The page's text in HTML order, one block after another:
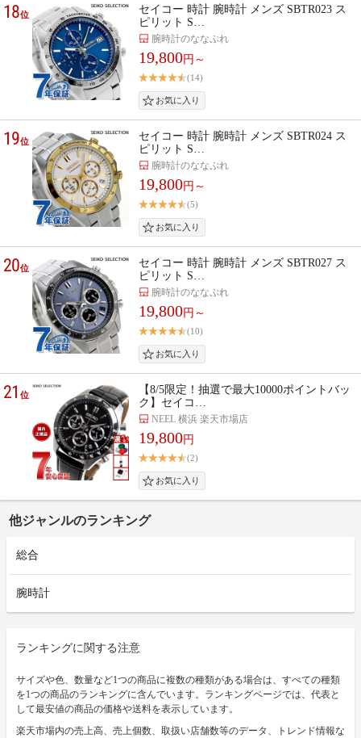
18位
セイコー 時計 腕時計 メンズ SBTR023 ス
ピリット S…
腕時計のななぷれ
19,800円～
(14)
19位
セイコー 時計 腕時計 メンズ SBTR024 ス
ピリット S…
腕時計のななぷれ
19,800円～
(5)
20位
セイコー 時計 腕時計 メンズ SBTR027 ス
ピリット S…
腕時計のななぷれ
19,800円～
(10)
21位
【8/5限定！抽選で最大10000ポイントバッ
ク】セイコ…
NEEL 横浜 楽天市場店
19,800円
(2)
他ジャンルのランキング
総合
腕時計
ランキングに関する注意
サイズや色、数量など1つの商品に複数の種類がある場合は、すべての種類
を1つの商品のランキングに含んでいます。ランキングページでは、代表と
して最安値の商品の価格や送料を表示しています。
楽天市場内の売上高、売上個数、取扱い店舗数等のデータ、トレンド情報な